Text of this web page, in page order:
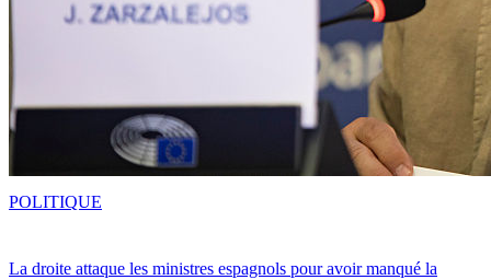
La droite attaque les ministres espagnols pour avoir manqué la
POLITIQUE